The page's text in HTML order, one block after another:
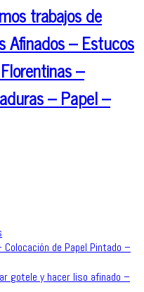
trabajos de
Afinados – Estucos
–
– Papel –
de Papel Pintado –
gotele y hacer liso afinado –